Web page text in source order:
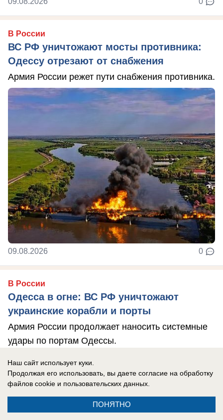
В России
ВС РФ уничтожают мосты противника:
Одессу отрезают от снабжения
Армия России режет пути снабжения противника.
09.08.2026 0
В России
Одесса в огне: ВС РФ уничтожают
украинские корабли и порты
Армия России продолжает наносить системные
удары по портам Одессы.
Наш сайт использует куки.
Продолжая его использовать, вы даете согласие на обработку
файлов cookie и пользовательских данных.
ПОНЯТНО